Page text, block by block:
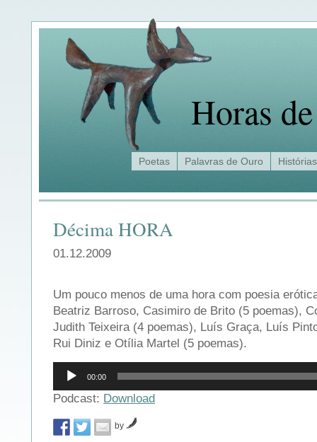
Horas
Poetas Palavras de Ouro Histórias
Décima HORA
01.12.2009
Um pouco menos de uma hora com poesia
Beatriz Barroso, Casimiro de Brito (5 poemas),
Judith Teixeira (4 poemas), Luís Graça, Luís
Rui Diniz e Otília Martel (5 poemas).
Reprodutor
áudio
00:00
Podcast: Download
by